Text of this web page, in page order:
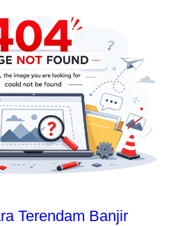
Terendam Banjir